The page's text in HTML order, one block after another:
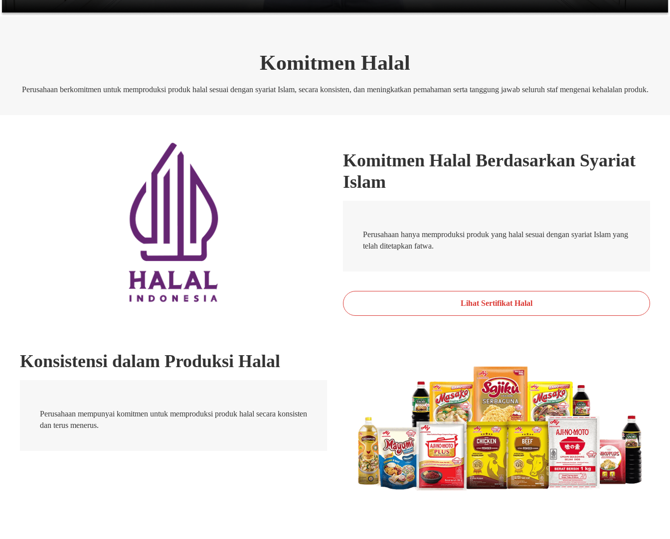
Komitmen Halal
Perusahaan berkomitmen untuk memproduksi produk halal sesuai dengan syariat Islam, secara konsisten, dan meningkatkan pemahaman serta tanggung jawab seluruh staf mengenai kehalalan produk.
Komitmen Halal Berdasarkan Syariat
Islam
Perusahaan hanya memproduksi produk yang halal sesuai dengan syariat Islam yang
telah ditetapkan fatwa.
Lihat Sertifikat Halal
Konsistensi dalam Produksi Halal
Perusahaan mempunyai komitmen untuk memproduksi produk halal secara konsisten
dan terus menerus.